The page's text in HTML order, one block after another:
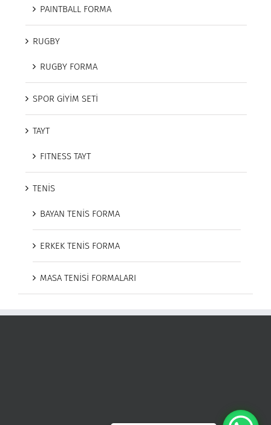
PAINTBALL FORMA
RUGBY
RUGBY FORMA
SPOR GİYİM SETİ
TAYT
FITNESS TAYT
TENİS
BAYAN TENİS FORMA
ERKEK TENİS FORMA
MASA TENİSİ FORMALARI